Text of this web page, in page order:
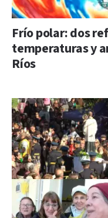
Frío polar: dos
temperaturas y
Ríos